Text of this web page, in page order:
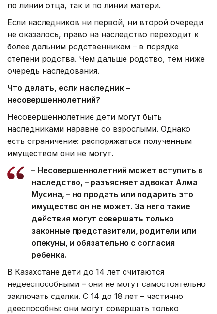
по линии отца, так и по линии матери.
Если наследников ни первой, ни второй очереди
не оказалось, право на наследство переходит к
более дальним родственникам – в порядке
степени родства. Чем дальше родство, тем ниже
очередь наследования.
Что делать, если наследник –
несовершеннолетний?
Несовершеннолетние дети могут быть
наследниками наравне со взрослыми. Однако
есть ограничение: распоряжаться полученным
имуществом они не могут.
– Несовершеннолетний может вступить в
наследство, – разъясняет адвокат Алма
Мусина, – но продать или подарить это
имущество он не может. За него такие
действия могут совершать только
законные представители, родители или
опекуны, и обязательно с согласия
ребенка.
В Казахстане дети до 14 лет считаются
недееспособными – они не могут самостоятельно
заключать сделки. С 14 до 18 лет – частично
дееспособны: они могут совершать только